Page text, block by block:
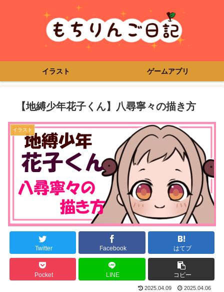
イラスト ゲームアプリ
【地縛少年花子くん】八尋寧々の描き方
イラスト
Twitter Facebook はてブ
Pocket LINE コピー
2025.04.09 2025.04.06